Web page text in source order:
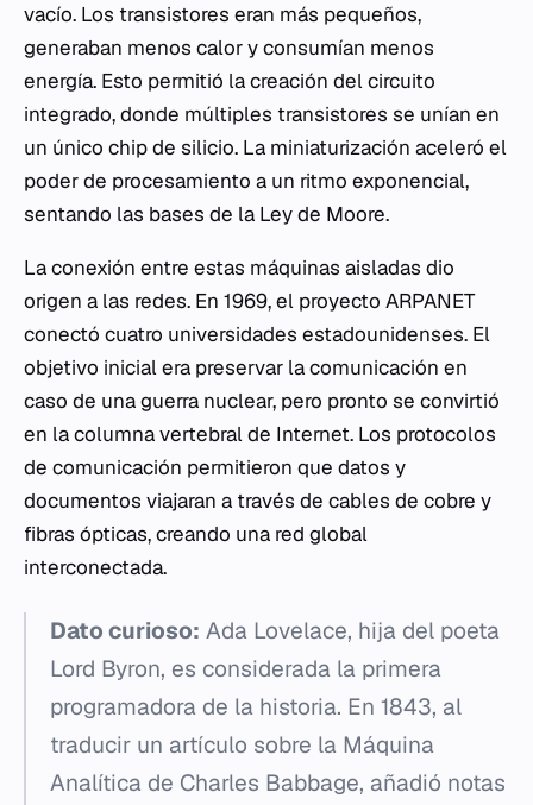
vacío. Los transistores eran más pequeños,
generaban menos calor y consumían menos
energía. Esto permitió la creación del circuito
integrado, donde múltiples transistores se unían en
un único chip de silicio. La miniaturización aceleró el
poder de procesamiento a un ritmo exponencial,
sentando las bases de la Ley de Moore.
La conexión entre estas máquinas aisladas dio
origen a las redes. En 1969, el proyecto ARPANET
conectó cuatro universidades estadounidenses. El
objetivo inicial era preservar la comunicación en
caso de una guerra nuclear, pero pronto se convirtió
en la columna vertebral de Internet. Los protocolos
de comunicación permitieron que datos y
documentos viajaran a través de cables de cobre y
fibras ópticas, creando una red global
interconectada.
Dato curioso: Ada Lovelace, hija del poeta
Lord Byron, es considerada la primera
programadora de la historia. En 1843, al
traducir un artículo sobre la Máquina
Analítica de Charles Babbage, añadió notas